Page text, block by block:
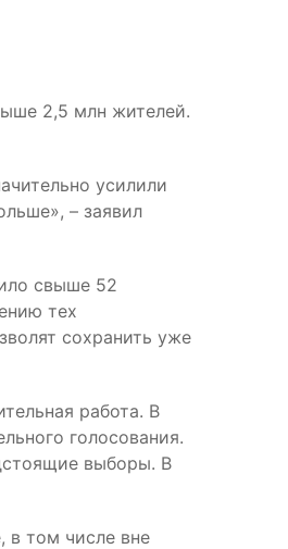
2,5 млн жителей.
усилили
– заявил
свыше 52
тех
сохранить уже
работа. В
голосования.
выборы. В
в том числе вне